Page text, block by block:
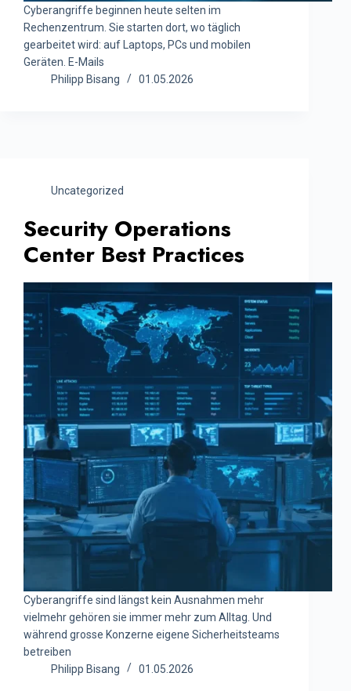
Cyberangriffe beginnen heute selten im
Rechenzentrum. Sie starten dort, wo täglich
gearbeitet wird: auf Laptops, PCs und mobilen
Geräten. E-Mails
Philipp Bisang
01.05.2026
Uncategorized
Security Operations
Center Best Practices
Cyberangriffe sind längst kein Ausnahmen mehr
vielmehr gehören sie immer mehr zum Alltag. Und
während grosse Konzerne eigene Sicherheitsteams
betreiben
Philipp Bisang
01.05.2026